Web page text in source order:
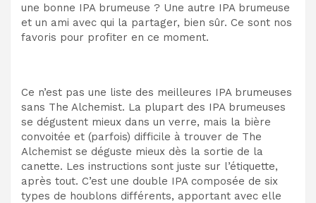
une bonne IPA brumeuse ? Une autre IPA brumeuse
et un ami avec qui la partager, bien sûr. Ce sont nos
favoris pour profiter en ce moment.
Ce n’est pas une liste des meilleures IPA brumeuses
sans The Alchemist. La plupart des IPA brumeuses
se dégustent mieux dans un verre, mais la bière
convoitée et (parfois) difficile à trouver de The
Alchemist se déguste mieux dès la sortie de la
canette. Les instructions sont juste sur l’étiquette,
après tout. C’est une double IPA composée de six
types de houblons différents, apportant avec elle